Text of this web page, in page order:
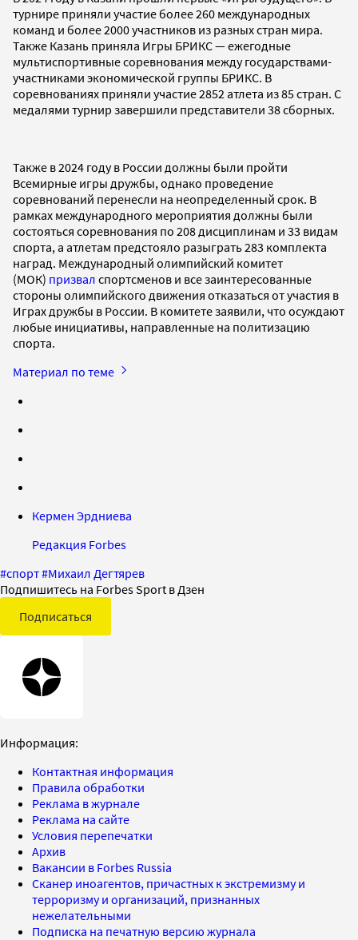
турнире приняли участие более 260 международных
команд и более 2000 участников из разных стран мира.
Также Казань приняла Игры БРИКС — ежегодные
мультиспортивные соревнования между государствами-
участниками экономической группы БРИКС. В
соревнованиях приняли участие 2852 атлета из 85 стран. С
медалями турнир завершили представители 38 сборных.
Также в 2024 году в России должны были пройти
Всемирные игры дружбы, однако проведение
соревнований перенесли на неопределенный срок. В
рамках международного мероприятия должны были
состояться соревнования по 208 дисциплинам и 33 видам
спорта, а атлетам предстояло разыграть 283 комплекта
наград. Международный олимпийский комитет
(МОК) призвал спортсменов и все заинтересованные
стороны олимпийского движения отказаться от участия в
Играх дружбы в России. В комитете заявили, что осуждают
любые инициативы, направленные на политизацию
спорта.
Материал по теме
Кермен Эрдниева
Редакция Forbes
#спорт#Михаил Дегтярев
Подпишитесь на Forbes Sport в Дзен
Подписаться
Информация:
Контактная информация
Правила обработки
Реклама в журнале
Реклама на сайте
Условия перепечатки
Архив
Вакансии в Forbes Russia
Сканер иноагентов, причастных к экстремизму и
терроризму и организаций, признанных
нежелательными
Подписка на печатную версию журнала